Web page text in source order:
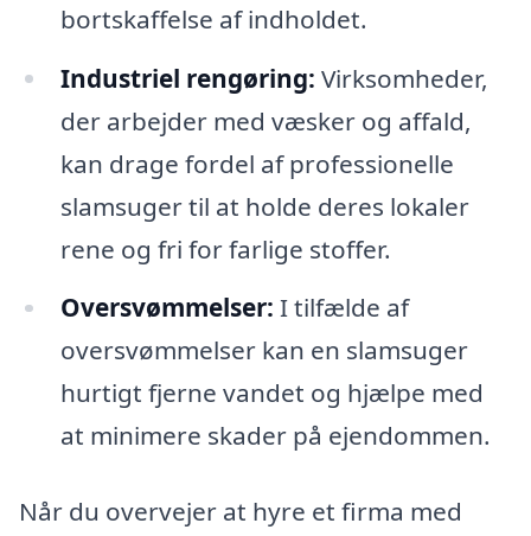
bortskaffelse af indholdet.
Industriel rengøring: Virksomheder,
der arbejder med væsker og affald,
kan drage fordel af professionelle
slamsuger til at holde deres lokaler
rene og fri for farlige stoffer.
Oversvømmelser: I tilfælde af
oversvømmelser kan en slamsuger
hurtigt fjerne vandet og hjælpe med
at minimere skader på ejendommen.
Når du overvejer at hyre et firma med